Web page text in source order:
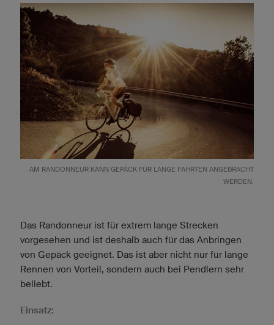
AM RANDONNEUR KANN GEPÄCK FÜR LANGE FAHRTEN ANGEBRACHT
WERDEN.
Das Randonneur ist für extrem lange Strecken
vorgesehen und ist deshalb auch für das Anbringen
von Gepäck geeignet. Das ist aber nicht nur für lange
Rennen von Vorteil, sondern auch bei Pendlern sehr
beliebt.
Einsatz: